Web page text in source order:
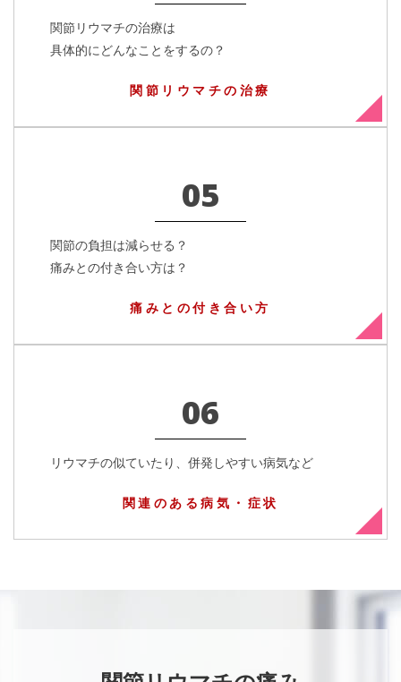
関節リウマチの治療は
具体的にどんなことをするの？
関節リウマチの治療
05
関節の負担は減らせる？
痛みとの付き合い方は？
痛みとの付き合い方
06
リウマチの似ていたり、併発しやすい病気など
関連のある病気・症状